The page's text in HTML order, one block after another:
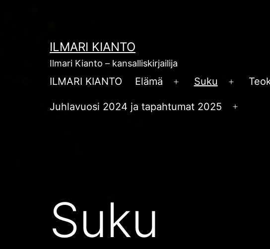
ILMARI KIANTO
Ilmari Kianto – kansalliskirjailija
ILMARI KIANTO Elämä
Avaa
valikko
Suku
Avaa
valikko
Juhlavuosi 2024 ja tapahtumat 2025
Suku